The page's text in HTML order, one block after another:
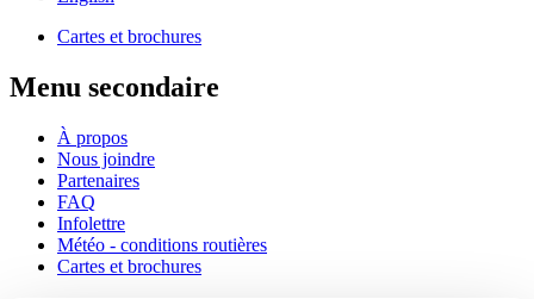
Cartes et brochures
Menu secondaire
À propos
Nous joindre
Partenaires
FAQ
Infolettre
Météo - conditions routières
Cartes et brochures